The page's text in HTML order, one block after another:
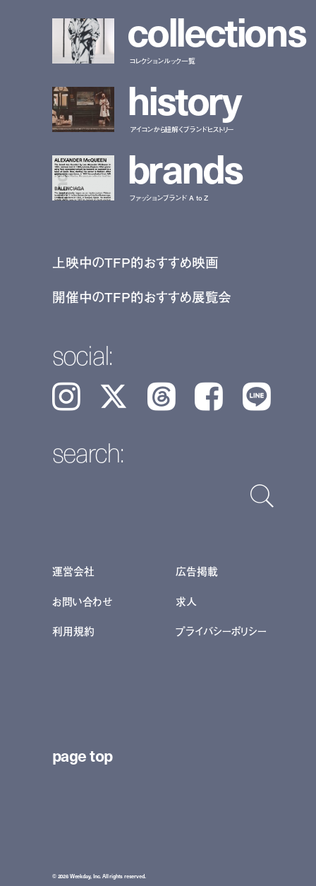
collections
コレクションルック一覧
history
アイコンから紐解くブランドヒストリー
brands
ファッションブランド A to Z
上映中のTFP的おすすめ映画
開催中のTFP的おすすめ展覧会
social:
Instagram 𝕏 Threads Facebook LINE
search:
運営会社
広告掲載
お問い合わせ
求人
利用規約
プライバシーポリシー
page top
© 2026 Weekday, Inc. All rights reserved.